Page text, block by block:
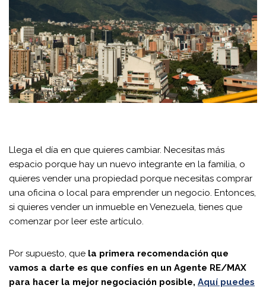
Llega el día en que quieres cambiar. Necesitas más
espacio porque hay un nuevo integrante en la familia, o
quieres vender una propiedad porque necesitas comprar
una oficina o local para emprender un negocio. Entonces,
si quieres vender un inmueble en Venezuela, tienes que
comenzar por leer este artículo.
Por supuesto, que la primera recomendación que
vamos a darte es que confíes en un Agente RE/MAX
para hacer la mejor negociación posible, Aquí puedes